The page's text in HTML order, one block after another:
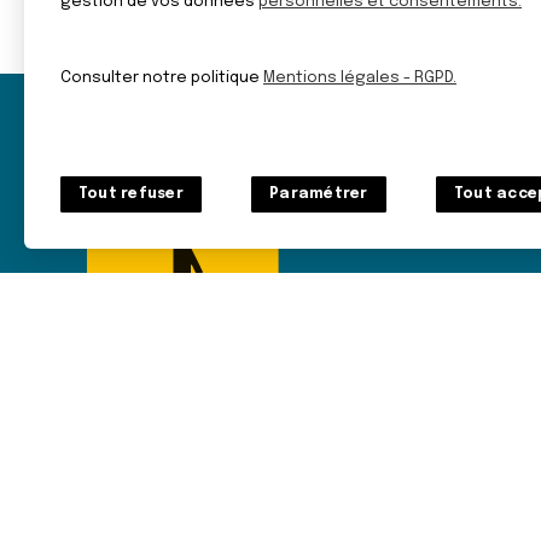
Consulter notre politique Mentions légales - RGPD.
Tout refuser Paramétrer Tout